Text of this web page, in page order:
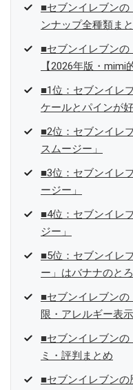
■セブンイレブンの
ンナップ全種類ま
■セブンイレブン
【2026年版・mimi
■1位：セブンイレ
ケールとパインが
■2位：セブンイレ
スムージー」
■3位：セブンイレ
ージー」
■4位：セブンイレ
ジー」
■5位：セブンイレ
ー」はバナナのと
■セブンイレブン
限・アレルギー表示
■セブンイレブンの
ミ・評判まとめ
■セブンイレブン